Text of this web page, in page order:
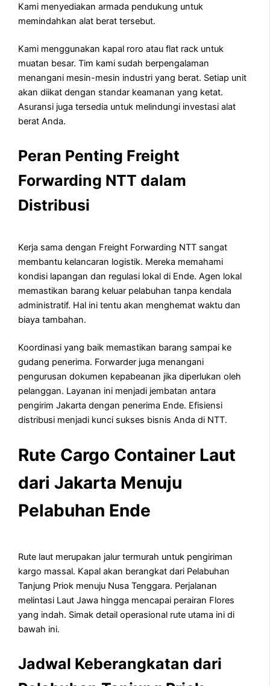
Kami menyediakan armada pendukung untuk
memindahkan alat berat tersebut.
Kami menggunakan kapal roro atau flat rack untuk
muatan besar. Tim kami sudah berpengalaman
menangani mesin-mesin industri yang berat. Setiap unit
akan diikat dengan standar keamanan yang ketat.
Asuransi juga tersedia untuk melindungi investasi alat
berat Anda.
Peran Penting Freight
Forwarding NTT dalam
Distribusi
Kerja sama dengan Freight Forwarding NTT sangat
membantu kelancaran logistik. Mereka memahami
kondisi lapangan dan regulasi lokal di Ende. Agen lokal
memastikan barang keluar pelabuhan tanpa kendala
administratif. Hal ini tentu akan menghemat waktu dan
biaya tambahan.
Koordinasi yang baik memastikan barang sampai ke
gudang penerima. Forwarder juga menangani
pengurusan dokumen kepabeanan jika diperlukan oleh
pelanggan. Layanan ini menjadi jembatan antara
pengirim Jakarta dengan penerima Ende. Efisiensi
distribusi menjadi kunci sukses bisnis Anda di NTT.
Rute Cargo Container Laut
dari Jakarta Menuju
Pelabuhan Ende
Rute laut merupakan jalur termurah untuk pengiriman
kargo massal. Kapal akan berangkat dari Pelabuhan
Tanjung Priok menuju Nusa Tenggara. Perjalanan
melintasi Laut Jawa hingga mencapai perairan Flores
yang indah. Simak detail operasional rute utama ini di
bawah ini.
Jadwal Keberangkatan dari